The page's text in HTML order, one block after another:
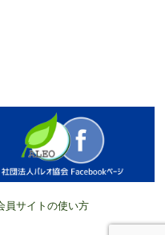
員サイトの使い方